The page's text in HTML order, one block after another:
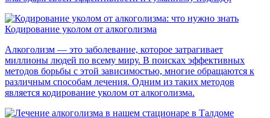
Кодирование уколом от алкоголизма
Алкоголизм — это заболевание, которое затрагивает
миллионы людей по всему миру. В поисках эффективных
методов борьбы с этой зависимостью, многие обращаются к
различным способам лечения. Одним из таких методов
является кодирование уколом от алкоголизма.